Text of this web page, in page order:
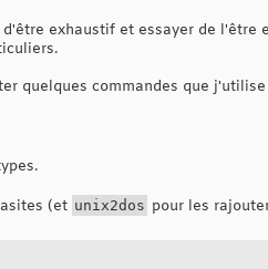
exhaustif et essayer de l'être
quelques commandes que
(et unix2dos pour les